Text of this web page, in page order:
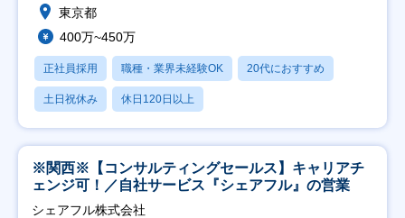
東京都
400万~450万
正社員採用 職種・業界未経験OK 20代におすすめ
土日祝休み 休日120日以上
※関西※【コンサルティングセールス】キャリアチ
ェンジ可！／自社サービス『シェアフル』の営業
シェアフル株式会社